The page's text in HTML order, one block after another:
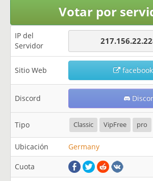
Votar por
IP del
Servidor
Sitio Web
Discord
Tipo Classic VipFree pro
Ubicación Germany
Cuota